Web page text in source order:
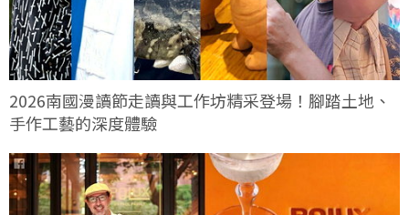
2026南國漫讀節走讀與工作坊精采登場！腳踏土地、
手作工藝的深度體驗